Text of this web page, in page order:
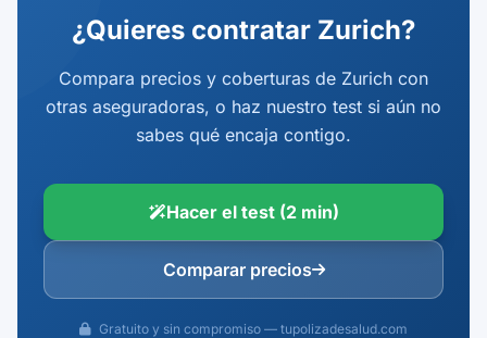
¿Quieres contratar Zurich?
Compara precios y coberturas de Zurich con
otras aseguradoras, o haz nuestro test si aún no
sabes qué encaja contigo.
Hacer el test (2 min)
Comparar precios
Gratuito y sin compromiso — tupolizadesalud.com